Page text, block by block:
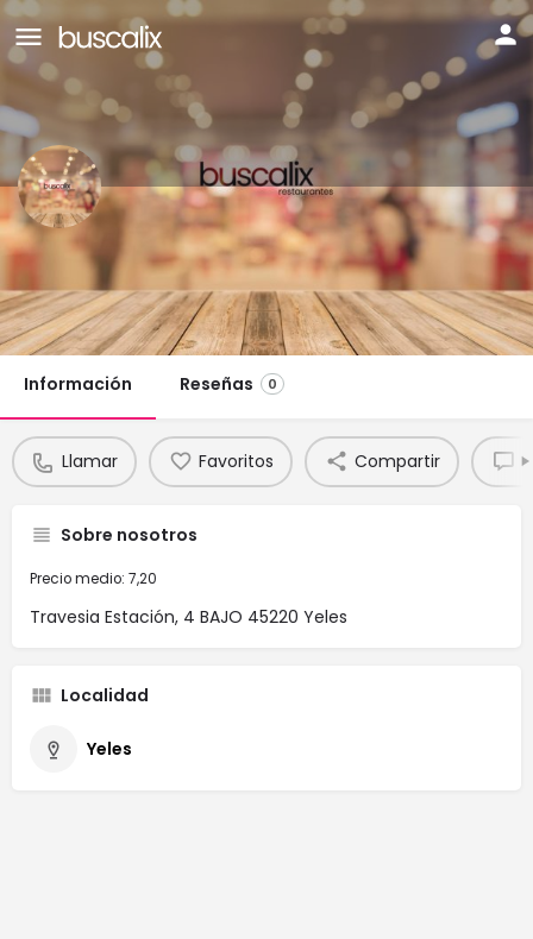
RESTAURANTE LA LIEBRE
Teléfono:
925 545 277 Llamar Chat
Información Reseñas 0
Llamar Favoritos Compartir
Sobre nosotros
Precio medio: 7,20
Travesia Estación, 4 BAJO 45220 Yeles
Localidad
Yeles